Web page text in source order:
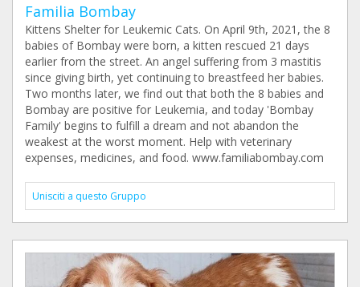
Familia Bombay
Kittens Shelter for Leukemic Cats. On April 9th, 2021, the 8
babies of Bombay were born, a kitten rescued 21 days
earlier from the street. An angel suffering from 3 mastitis
since giving birth, yet continuing to breastfeed her babies.
Two months later, we find out that both the 8 babies and
Bombay are positive for Leukemia, and today 'Bombay
Family' begins to fulfill a dream and not abandon the
weakest at the worst moment. Help with veterinary
expenses, medicines, and food. www.familiabombay.com
Unisciti a questo Gruppo